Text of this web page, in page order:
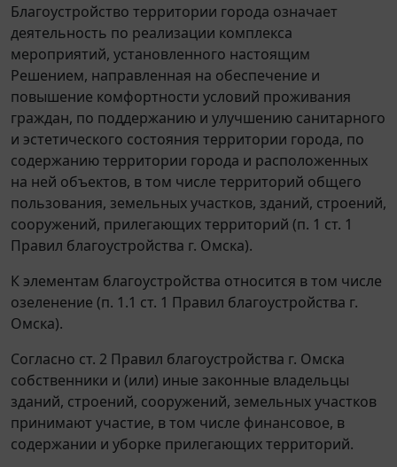
Благоустройство территории города означает
деятельность по реализации комплекса
мероприятий, установленного настоящим
Решением, направленная на обеспечение и
повышение комфортности условий проживания
граждан, по поддержанию и улучшению санитарного
и эстетического состояния территории города, по
содержанию территории города и расположенных
на ней объектов, в том числе территорий общего
пользования, земельных участков, зданий, строений,
сооружений, прилегающих территорий (п. 1 ст. 1
Правил благоустройства г. Омска).
К элементам благоустройства относится в том числе
озеленение (п. 1.1 ст. 1 Правил благоустройства г.
Омска).
Согласно ст. 2 Правил благоустройства г. Омска
собственники и (или) иные законные владельцы
зданий, строений, сооружений, земельных участков
принимают участие, в том числе финансовое, в
содержании и уборке прилегающих территорий.